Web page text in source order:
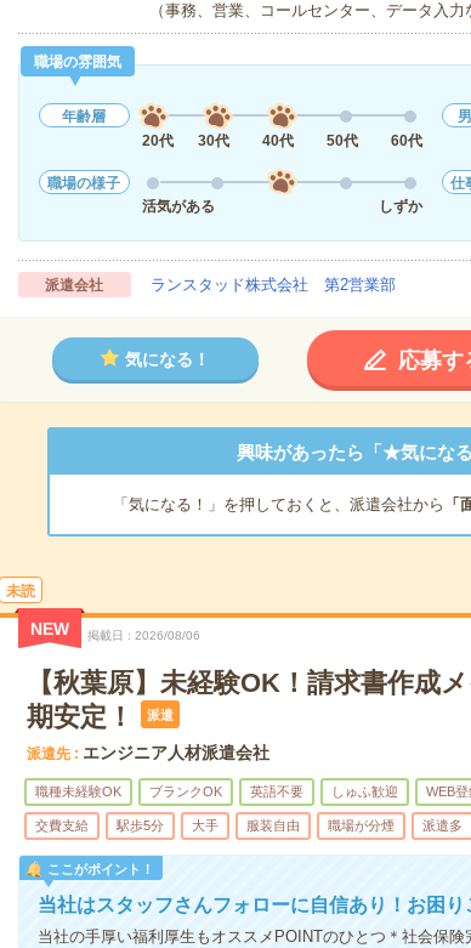
（事務、営業、コールセンター、データ入
職場の雰囲気
年齢層
20代
30代 40代 50代 60代
職場の様子
活気がある
しずか
仕
派遣会社 ランスタッド株式会社 第2営業部
気になる！ 応募す
興味があったら「★気にな
「気になる！」を押しておくと、派遣会社から 「
未読
NEW 掲載日 2026/08/06
【秋葉原】未経験OK！請求書作成
期安定！
派遣
派遣先 エンジニア人材派遣会社
職種未経験OK ブランクOK 英語不要 しゅふ歓迎 WEB
交費支給 駅歩5分 大手 服装自由 職場が分煙 派遣多
ここがポイント！
当社はスタッフさんフォローに自信あり！お困
当社の手厚い福利厚生もオススメPOINTのひとつ＊社会保